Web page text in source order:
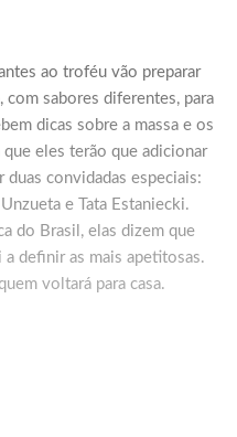
ao troféu vão preparar
com sabores diferentes, para
dicas sobre a massa e os
que eles terão que adicionar
duas convidadas especiais:
e Tata Estaniecki.
do Brasil, elas dizem que
definir as mais apetitosas.
voltará para casa.